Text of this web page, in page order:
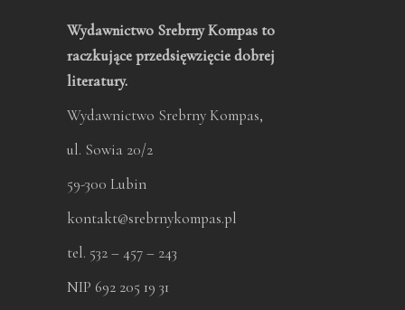
Wydawnictwo Srebrny Kompas to
raczkujące przedsięwzięcie dobrej
literatury.
Wydawnictwo Srebrny Kompas,
ul. Sowia 20/2
59-300 Lubin
kontakt@srebrnykompas.pl
tel. 532 – 457 – 243
NIP 692 205 19 31